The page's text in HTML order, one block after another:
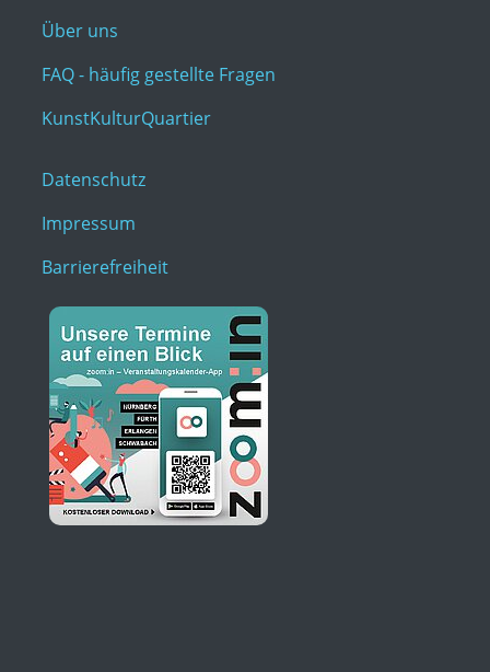
Über uns
FAQ - häufig gestellte Fragen
KunstKulturQuartier
Datenschutz
Impressum
Barrierefreiheit